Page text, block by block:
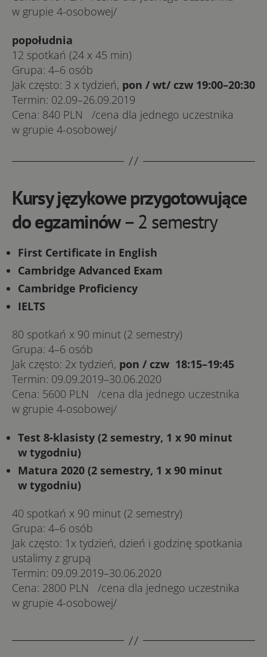
w gru­pie 4-o­so­bo­we­j/
popołudnia
12 spo­tkań (24 x 45 min)
Gru­pa: 4–6 osób
Jak czę­sto: 3 x ty­dzień, pon / wt/ czw 19:00–20:30
Ter­min: 02.09–26.09.2019
Ce­na: 840 PLN /ce­na dla jed­ne­go uczest­ni­ka
w gru­pie 4-o­so­bo­we­j/
Kursy językowe przygotowujące
do egzaminów– 2 semestry
First Certificate in English
Cambridge Advanced Exam
Cambridge Proficiency
IELTS
80 spo­tkań x 90 minut (2 semestry)
Gru­pa: 4–6 osób
Jak czę­sto: 2x ty­dzień, pon / czw 18:15–19:45
Ter­min: 09.09.2019–30.06.2020
Ce­na: 5600 PLN /ce­na dla jed­ne­go uczest­ni­ka
w gru­pie 4-o­so­bo­we­j/
Test 8-klasisty (2 semestry, 1 x 90 minut
w tygodniu)
Matura 2020 (2 semestry, 1 x 90 minut
w tygodniu)
40 spo­tkań x 90 minut (2 semestry)
Gru­pa: 4–6 osób
Jak czę­sto: 1x ty­dzień, dzień i godzinę spotkania
ustalimy z grupą
Ter­min: 09.09.2019–30.06.2020
Ce­na: 2800 PLN /ce­na dla jed­ne­go uczest­ni­ka
w gru­pie 4-o­so­bo­we­j/